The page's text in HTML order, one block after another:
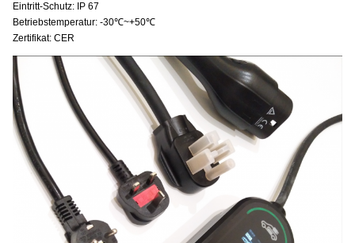
Eintritt-Schutz: IP 67
Betriebstemperatur: -30℃~+50℃
Zertifikat: CER